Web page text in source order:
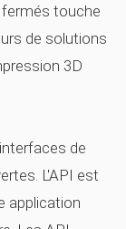
touche
de solutions
3D
de
L'API est
application